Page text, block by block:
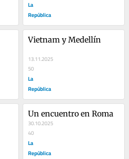
La
República
Vietnam y Medellín
13.11.2025
50
La
República
Un encuentro en Roma
30.10.2025
40
La
República